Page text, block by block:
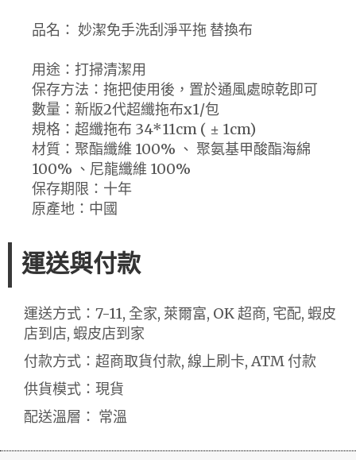
品名： 妙潔免手洗刮淨平拖 替換布
用途：打掃清潔用
保存方法：拖把使用後，置於通風處晾乾即可
數量：新版2代超纖拖布x1/包
規格：超纖拖布 34*11cm ( ± 1cm)
材質：聚酯纖維 100% 、 聚氨基甲酸酯海綿
100% 、尼龍纖維 100%
保存期限：十年
原產地：中國
運送與付款
運送方式：7-11, 全家, 萊爾富, OK 超商, 宅配, 蝦皮
店到店, 蝦皮店到家
付款方式：超商取貨付款, 線上刷卡, ATM 付款
供貨模式：現貨
配送溫層： 常溫